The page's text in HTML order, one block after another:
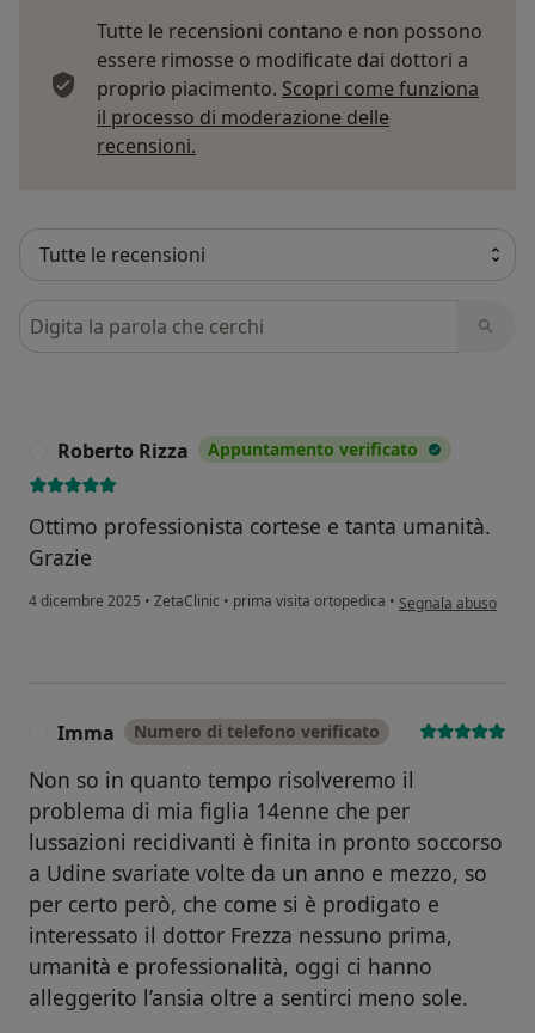
Tutte le recensioni contano e non possono
essere rimosse o modificate dai dottori a
proprio piacimento. Scopri come funziona
il processo di moderazione delle
recensioni.
Cerca nelle recensioni
Roberto Rizza Appuntamento verificato
Ottimo professionista cortese e tanta umanità.
Grazie
4 dicembre 2025 • ZetaClinic • prima visita ortopedica • secondo l'opinione
Segnala abuso
Imma Numero di telefono verificato
Non so in quanto tempo risolveremo il
problema di mia figlia 14enne che per
lussazioni recidivanti è finita in pronto soccorso
a Udine svariate volte da un anno e mezzo, so
per certo però, che come si è prodigato e
interessato il dottor Frezza nessuno prima,
umanità e professionalità, oggi ci hanno
alleggerito l’ansia oltre a sentirci meno sole.